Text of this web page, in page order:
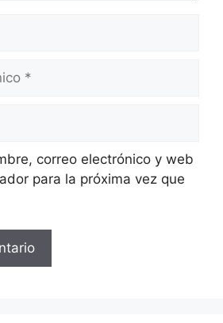
correo electrónico y web
para la próxima vez que